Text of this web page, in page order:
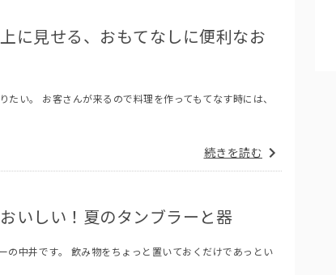
に見せる、おもてなしに便利なお
たい。 お客さんが来るので料理を作ってもてなす時には、
続きを読む
いしい！夏のタンブラーと器
の中井です。 飲み物をちょっと置いておくだけであっとい